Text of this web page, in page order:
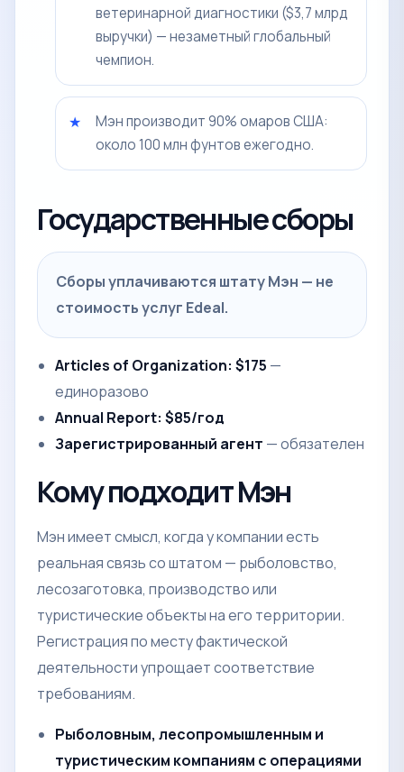
ветеринарной диагностики ($3,7 млрд
выручки) — незаметный глобальный
чемпион.
Мэн производит 90% омаров США:
около 100 млн фунтов ежегодно.
Государственные сборы
Сборы уплачиваются штату Мэн — не
стоимость услуг Edeal.
Articles of Organization: $175 —
единоразово
Annual Report: $85/год
Зарегистрированный агент — обязателен
Кому подходит Мэн
Мэн имеет смысл, когда у компании есть
реальная связь со штатом — рыболовство,
лесозаготовка, производство или
туристические объекты на его территории.
Регистрация по месту фактической
деятельности упрощает соответствие
требованиям.
Рыболовным, лесопромышленным и
туристическим компаниям с операциями